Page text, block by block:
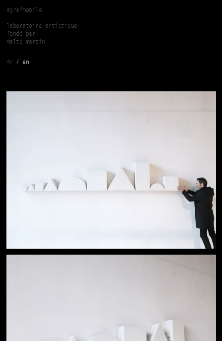
agrafmobile
laboratoire artistique
fondé par
malte martin
fr en